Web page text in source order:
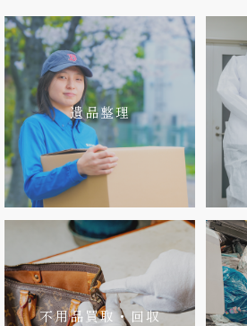
遺品整理
不用品買取・回収